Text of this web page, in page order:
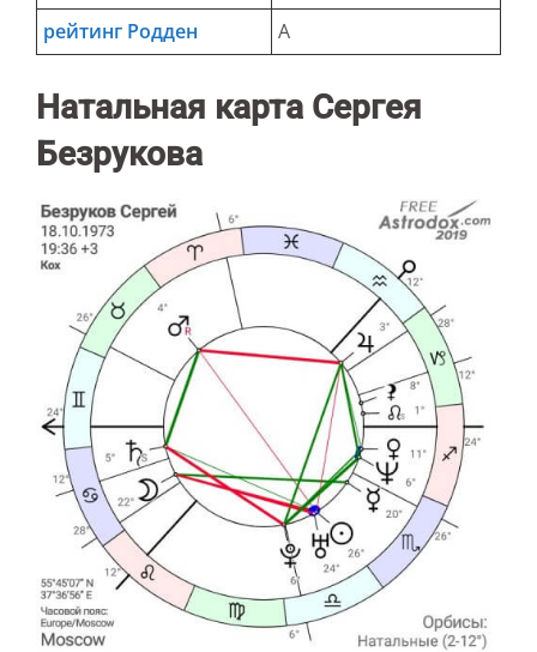
рейтинг Родден A
Натальная карта Сергея
Безрукова